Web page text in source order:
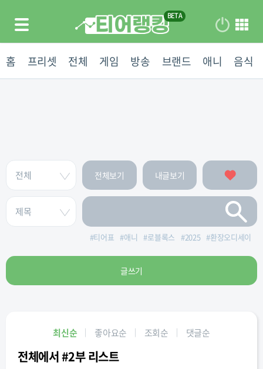
홈 프리셋 전체 게임 방송 브랜드 애니 음식
전체보기 내글보기
#티어표 #애니 #로블록스 #2025 #환장오디세이
글쓰기
최신순 좋아요순 조회순 댓글순
전체에서 #2부 리스트